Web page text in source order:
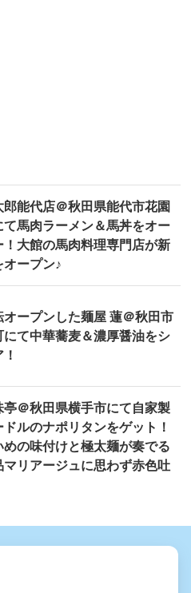
郎能代店＠秋田県能代市花園
て馬肉ラーメン＆馬丼をオー
！大館の馬肉料理専門店が新
オープン♪
オープンした麺屋 蓮＠秋田市
にて中華蕎麦＆濃厚醤油をシ
亭＠秋田県横手市にて自家製
ドルのナポリタンをゲット！
めの味付けと極太麺が奏でる
マリアージュに思わず赤色吐